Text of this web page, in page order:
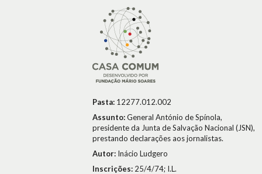
Pasta: 12277.012.002
Assunto:General António de Spínola,
presidente da Junta de Salvação Nacional (JSN),
prestando declarações aos jornalistas.
Autor: Inácio Ludgero
Inscrições: 25/4/74; I.L.